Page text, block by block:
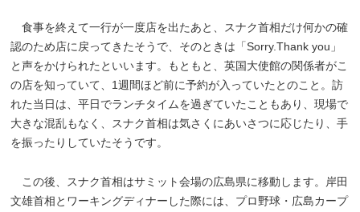
食事を終えて一行が一度店を出たあと、スナク首相だけ何かの確
認のため店に戻ってきたそうで、そのときは「Sorry.Thank you」
と声をかけられたといいます。もともと、英国大使館の関係者がこ
の店を知っていて、1週間ほど前に予約が入っていたとのこと。訪
れた当日は、平日でランチタイムを過ぎていたこともあり、現場で
大きな混乱もなく、スナク首相は気さくにあいさつに応じたり、手
を振ったりしていたそうです。
この後、スナク首相はサミット会場の広島県に移動します。岸田
文雄首相とワーキングディナーした際には、プロ野球・広島カープ